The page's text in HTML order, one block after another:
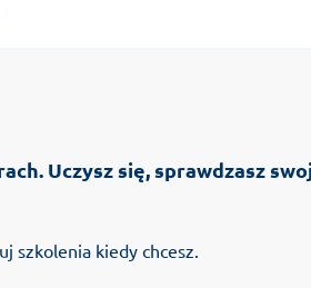
Uczysz się, sprawdzasz
szkolenia kiedy chcesz.